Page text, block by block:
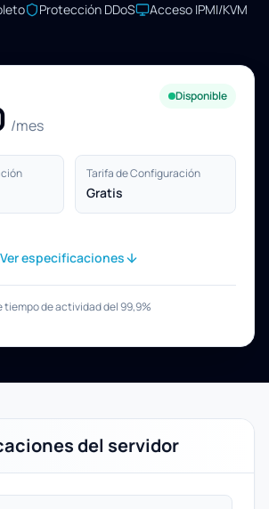
Protección DDoS
Acceso IPMI/KVM
/mes
Disponible
Tarifa de Configuración
Gratis
Ver especificaciones
tiempo de actividad del 99,9%
del servidor